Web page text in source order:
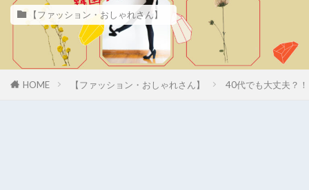
【ファッション・おしゃれさん】
HOME 【ファッション・おしゃれさん】 40代でも大丈夫？